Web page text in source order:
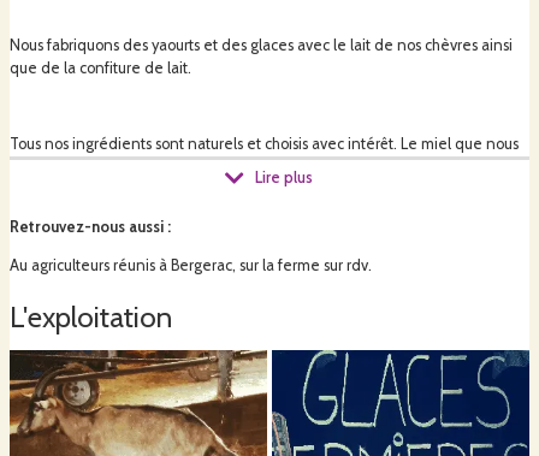
Nous fabriquons des yaourts et des glaces avec le lait de nos chèvres ainsi
que de la confiture de lait.
Tous nos ingrédients sont naturels et choisis avec intérêt. Le miel que nous
rajoutons dans nos glaces est local, le caramel est fait maison.
Lire plus
Retrouvez-nous aussi :
Au agriculteurs réunis à Bergerac, sur la ferme sur rdv.
L'exploitation